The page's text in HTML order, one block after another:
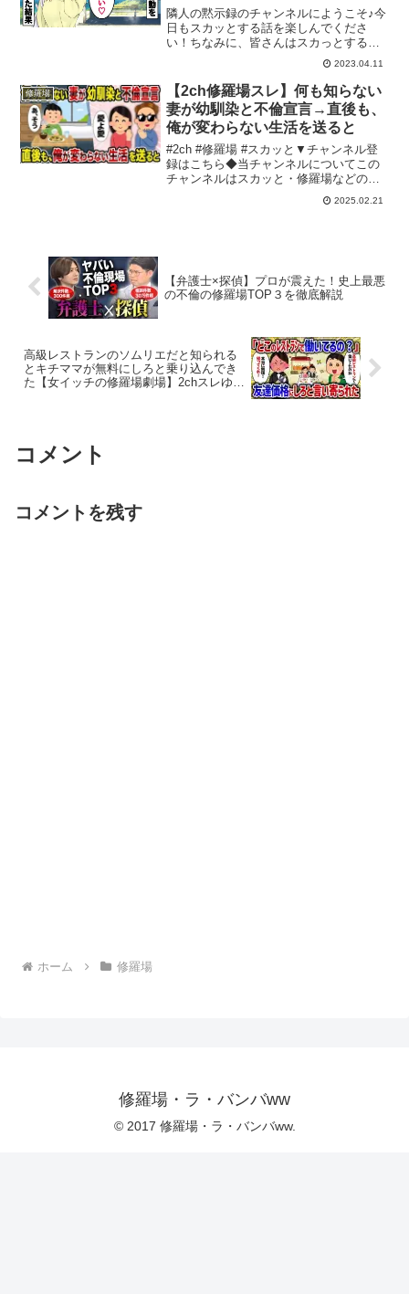
報の結末に長編スカッとする話
《完結》
隣人の黙示録のチャンネルにようこそ♪今
日もスカッとする話を楽しんでくださ
い！ちなみに、皆さんはスカっとする話
はお好きですか？アニメ系、ライン
(LINE)系など様々なスカッとする動画が
たくさんあると思いますが、隣人の黙示
録では実話や2ch(2...
2023.04.11
修羅場
【2ch修羅場スレ】何も知らない
妻が幼馴染と不倫宣言→直後も、
俺が変わらない生活を送ると
#2ch #修羅場 #スカッと▼チャンネル登
録はこちら◆当チャンネルについてこの
チャンネルはスカッと・修羅場などのエ
ピソードを独自に2ch風へ編集してお届け
します。◆動画の教育的価値と独自性人
2025.02.21
【弁護士×探偵】プロが震えた！史上最悪
の不倫の修羅場TOP３を徹底解説
高級レストランのソムリエだと知られる
とキチママが無料にしろと乗り込んでき
た【女イッチの修羅場劇場】2chスレゆっ
コメント
コメントを残す
ホーム 修羅場
修羅場・ラ・バンバww
© 2017 修羅場・ラ・バンバww.